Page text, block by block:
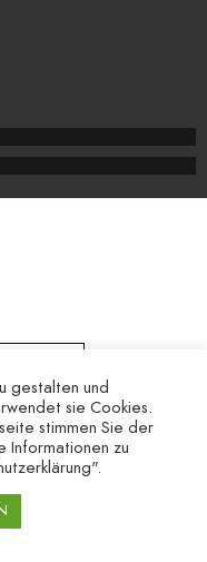
©2026
gestalten und
sie Cookies.
stimmen Sie der
Informationen zu